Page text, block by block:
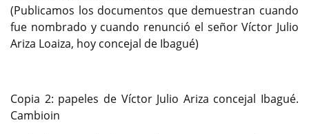
(Publicamos los documentos que demuestran cuando
fue nombrado y cuando renunció el señor Víctor Julio
Ariza Loaiza, hoy concejal de Ibagué)
Copia 2: papeles de Víctor Julio Ariza concejal Ibagué.
Cambioin